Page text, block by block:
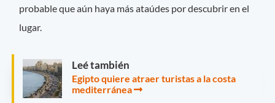
probable que aún haya más ataúdes por descubrir en el
lugar.
Leé también
Egipto quiere atraer turistas a la costa
mediterránea